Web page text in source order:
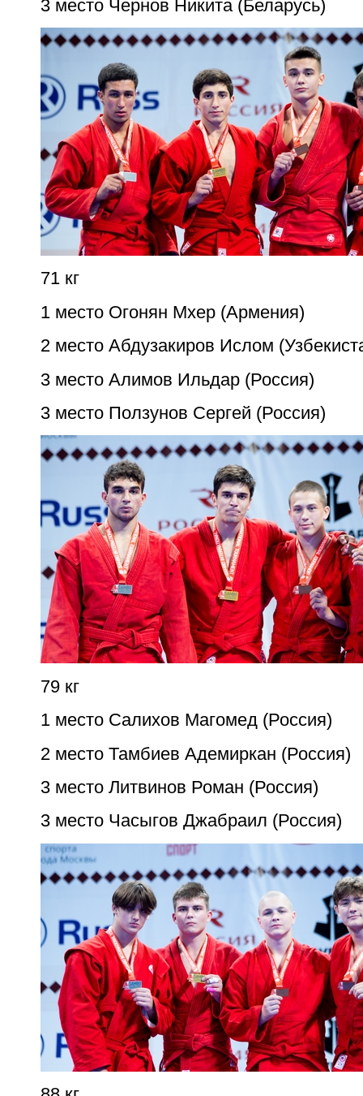
3 место Чернов Никита (Беларусь)
71 кг
1 место Огонян Мхер (Армения)
2 место Абдузакиров Ислом
3 место Алимов Ильдар (Россия)
3 место Ползунов Сергей (Россия)
79 кг
1 место Салихов Магомед (Россия)
2 место Тамбиев Адемиркан (Россия)
3 место Литвинов Роман (Россия)
3 место Часыгов Джабраил (Россия)